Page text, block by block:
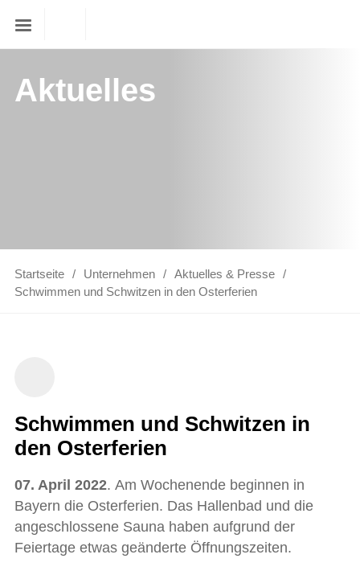
Aktuelles
Startseite Unternehmen
Aktuelles & Presse
Schwimmen und Schwitzen in den Osterferien
Schwimmen und Schwitzen in
den Osterferien
07. April 2022. Am Wochenende beginnen in
Bayern die Osterferien. Das Hallenbad und die
angeschlossene Sauna haben aufgrund der
Feiertage etwas geänderte Öffnungszeiten.